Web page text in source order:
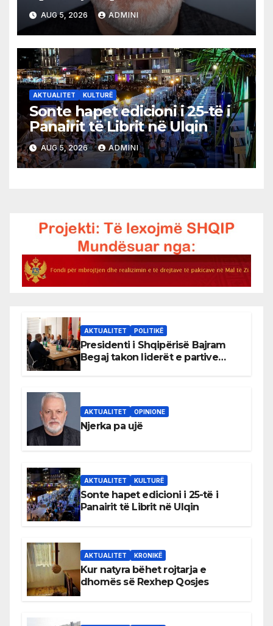
AUG 5, 2026 ADMINI
AKTUALITET KULTURË
Sonte hapet edicioni i 25-të i
Panairit të Librit në Ulqin
AUG 5, 2026 ADMINI
AKTUALITET POLITIKË
Presidenti i Shqipërisë Bajram
Begaj takon liderët e partive
AKTUALITET OPINIONE
Njerka pa ujë
AKTUALITET KULTURË
Sonte hapet edicioni i 25-të i
Panairit të Librit në Ulqin
AKTUALITET KRONIKË
Kur natyra bëhet rojtarja e
dhomës së Rexhep Qosjes